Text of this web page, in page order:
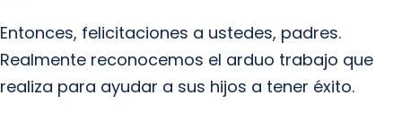
Entonces, felicitaciones a ustedes, padres.
Realmente reconocemos el arduo trabajo que
realiza para ayudar a sus hijos a tener éxito.